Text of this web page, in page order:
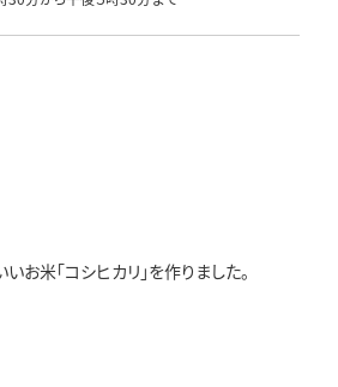
米「コシヒカリ」を作りました。